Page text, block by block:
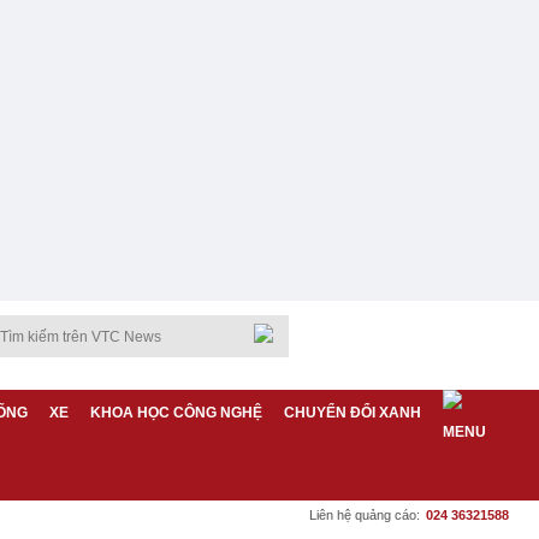
XE KHOA HỌC CÔNG NGHỆ CHUYỂN ĐỔI XANH
Liên hệ quảng cáo: 024 36321588